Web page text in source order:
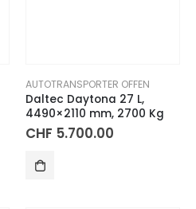
AUTOTRANSPORTER OFFEN
Daltec Daytona 27 L,
4490×2110 mm, 2700 Kg
CHF 5.700.00